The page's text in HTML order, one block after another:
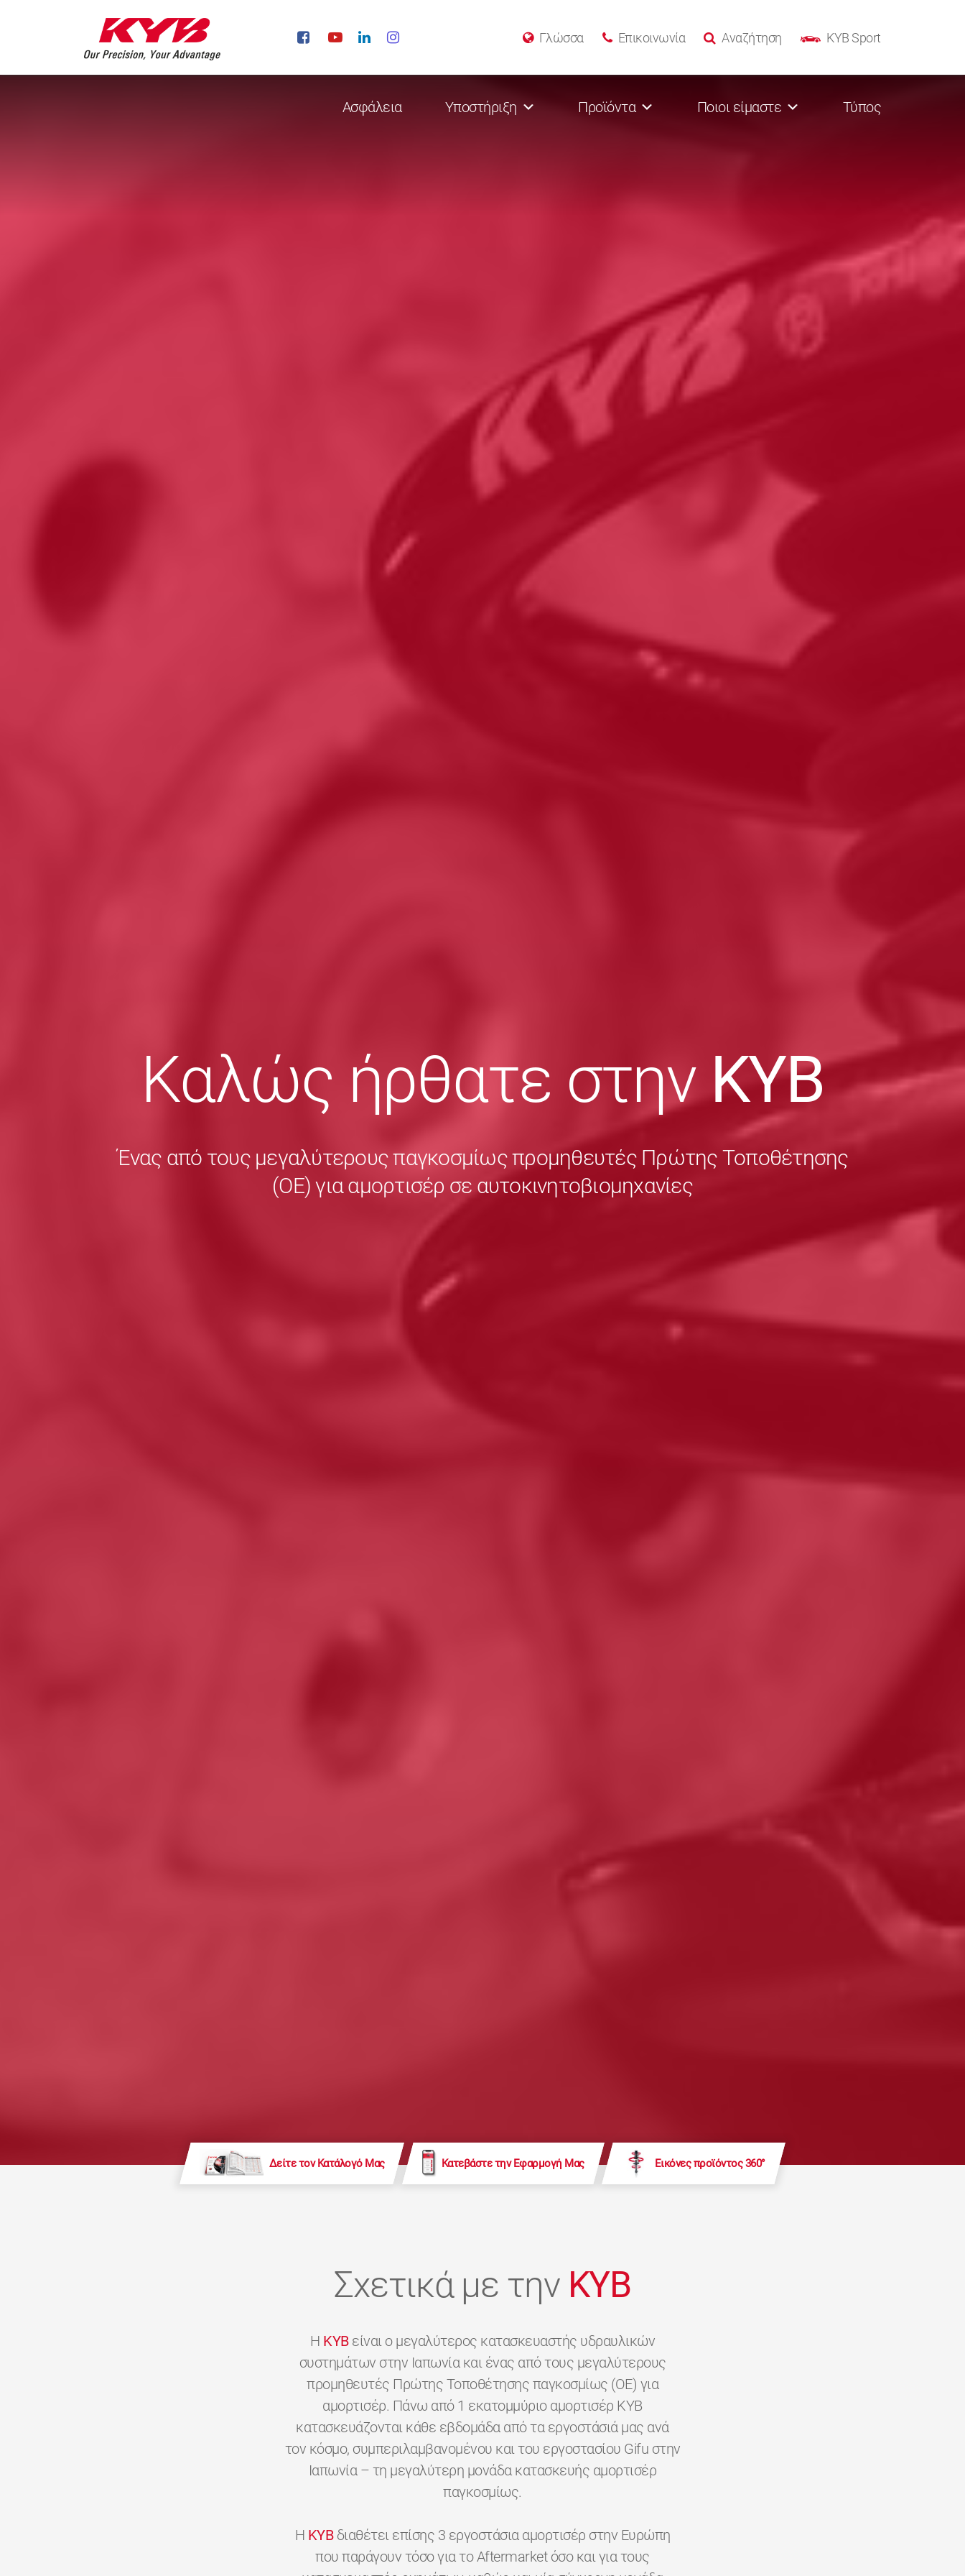
KYB Sport
Αναζήτηση
Επικοινωνία
Γλώσσα
Ασφάλεια Υποστήριξη Προϊόντα Ποιοι είμαστε Τύπος
Καλώς ήρθατε στην KYB
Ένας από τους μεγαλύτερους παγκοσμίως προμηθευτές Πρώτης Τοποθέτησης
(ΟΕ) για αμορτισέρ σε αυτοκινητοβιομηχανίες
Δείτε τον Κατάλογό Μας Κατεβάστε την Εφαρμογή Μας Εικόνες προϊόντος 360°
Σχετικά με την KYB
H KYBείναι ο μεγαλύτερος κατασκευαστής υδραυλικών
συστημάτων στην Ιαπωνία και ένας από τους μεγαλύτερους
προμηθευτές Πρώτης Τοποθέτησης παγκοσμίως (OE) για
αμορτισέρ. Πάνω από 1 εκατομμύριο αμορτισέρ KYB
κατασκευάζονται κάθε εβδομάδα από τα εργοστάσιά μας ανά
τον κόσμο, συμπεριλαμβανομένου και του εργοστασίου Gifu στην
Ιαπωνία – τη μεγαλύτερη μονάδα κατασκευής αμορτισέρ
παγκοσμίως.
H KYBδιαθέτει επίσης 3 εργοστάσια αμορτισέρ στην Ευρώπη
που παράγουν τόσο για το Aftermarket όσο και για τους